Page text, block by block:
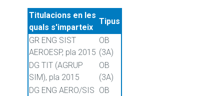
Titulacions en les
quals s'imparteix
Tipus
GR ENG SIST
AEROESP, pla 2015
OB
(3A)
DG TIT (AGRUP
SIM), pla 2015
OB
(3A)
DG ENG AERO/SIS OB